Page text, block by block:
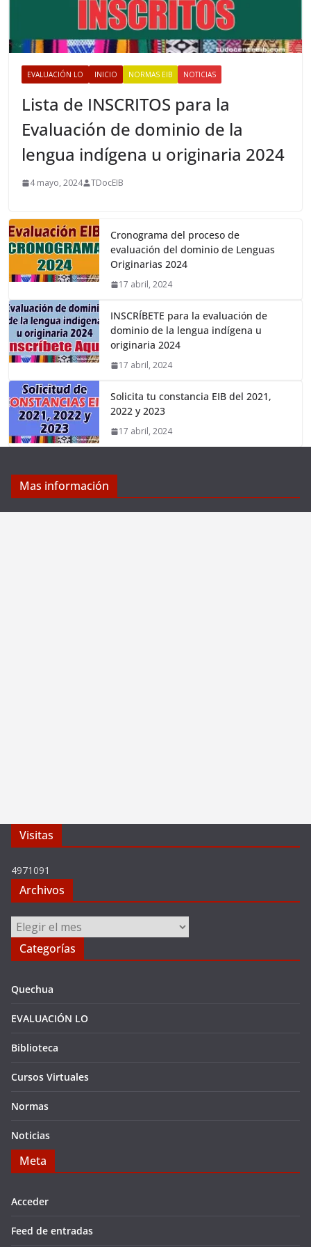
EVALUACIÓN LO INICIO NORMAS EIB NOTICIAS
Lista de INSCRITOS para la
Evaluación de dominio de la
lengua indígena u originaria 2024
4 mayo, 2024 TDocEIB
Cronograma del proceso de
evaluación del dominio de Lenguas
Originarias 2024
17 abril, 2024
INSCRÍBETE para la evaluación de
dominio de la lengua indígena u
originaria 2024
17 abril, 2024
Solicita tu constancia EIB del 2021,
2022 y 2023
17 abril, 2024
Mas información
Visitas
4971091
Archivos
Archivos
Categorías
Quechua
EVALUACIÓN LO
Biblioteca
Cursos Virtuales
Normas
Noticias
Meta
Acceder
Feed de entradas